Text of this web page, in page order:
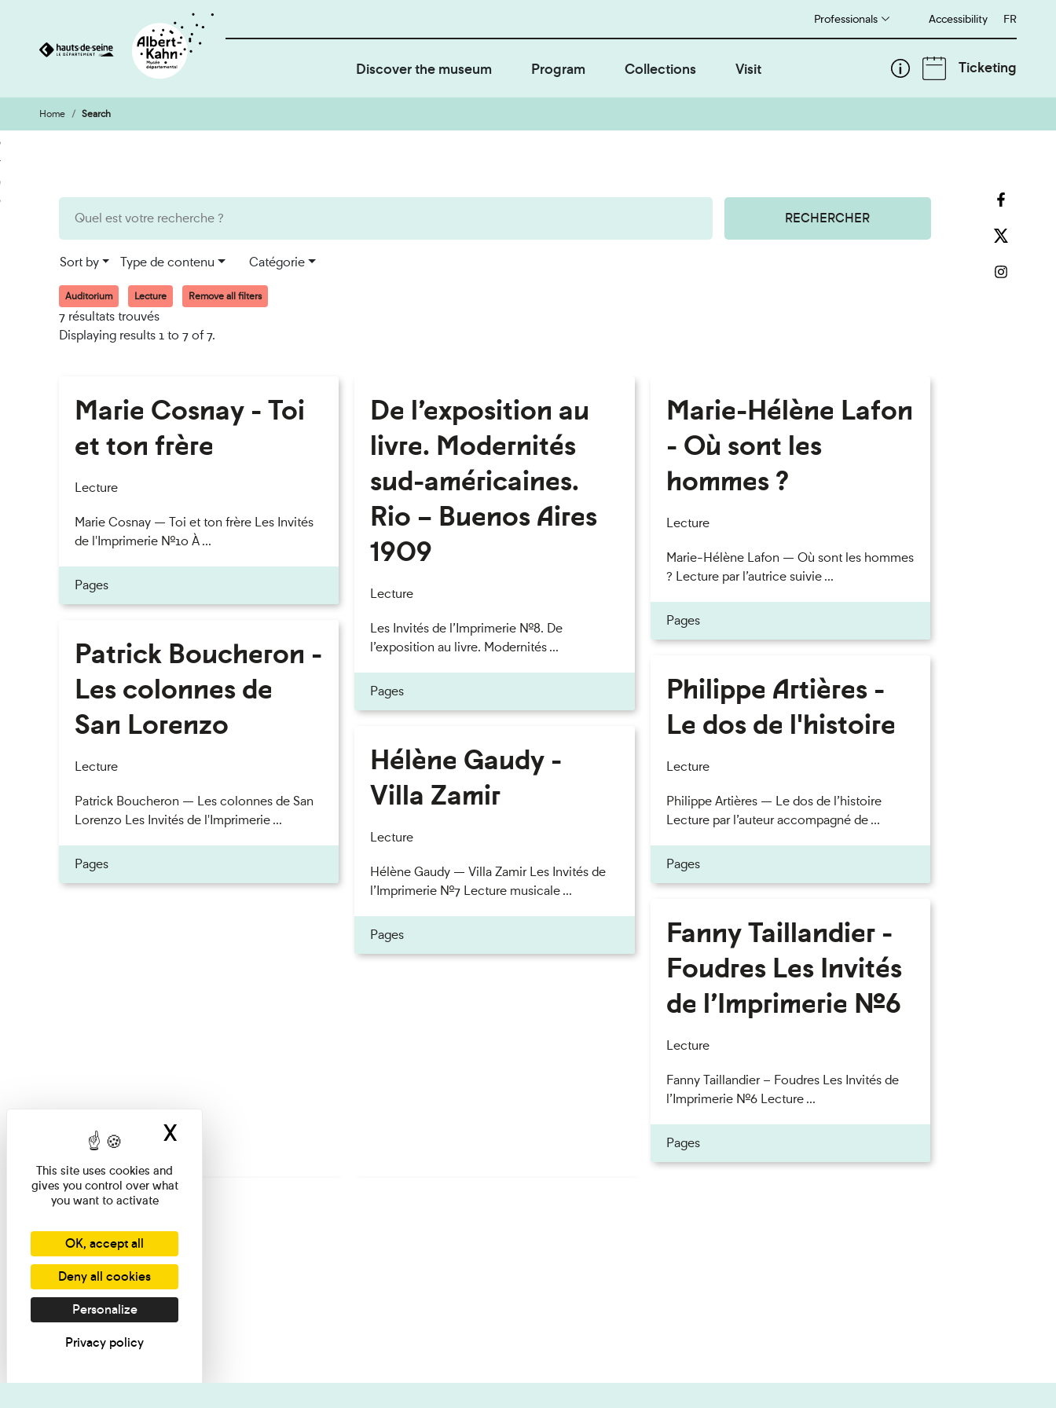
Go
to
content
Go
to
search
engine
Professionals Accessibility Français
FR
Discover the museum Program Collections Visit Ticketing
Home Search
RECHERCHER
Sort by Type de contenu Catégorie
Auditorium Lecture Remove all filters
7 résultats trouvés
Displaying results 1 to 7 of 7.
Marie Cosnay - Toi
et ton frère
Lecture
Marie Cosnay — Toi et ton frère Les Invités
de l'Imprimerie n°10 À ...
Pages
Patrick Boucheron -
Les colonnes de
San Lorenzo
Lecture
Patrick Boucheron — Les colonnes de San
Lorenzo Les Invités de l'Imprimerie ...
Pages
De l’exposition au
livre. Modernités
sud-américaines.
Rio – Buenos Aires
1909
Lecture
Les Invités de l’Imprimerie n°8. De
l’exposition au livre. Modernités ...
Pages
Hélène Gaudy -
Villa Zamir
Lecture
Hélène Gaudy — Villa Zamir Les Invités de
l’Imprimerie n°7 Lecture musicale ...
Pages
Marie-Hélène Lafon
- Où sont les
hommes ?
Lecture
Marie-Hélène Lafon — Où sont les hommes
? Lecture par l’autrice suivie ...
Pages
Philippe Artières -
Le dos de l'histoire
Lecture
Philippe Artières — Le dos de l’histoire
Lecture par l’auteur accompagné de ...
Pages
Fanny Taillandier -
Foudres Les Invités
de l’Imprimerie n°6
Lecture
Fanny Taillandier – Foudres Les Invités de
l’Imprimerie n°6 Lecture ...
Pages
Cookies management panel
This site uses cookies and
gives you control over what
you want to activate
OK, accept all
Deny all cookies
Personalize
Privacy policy
X